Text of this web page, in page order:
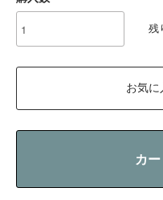
残
お気に
カ